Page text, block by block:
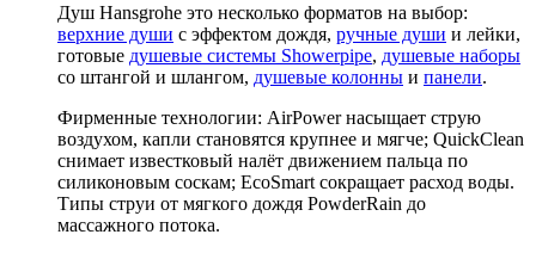
Душ Hansgrohe это несколько форматов на выбор:
верхние души с эффектом дождя, ручные души и лейки,
готовые душевые системы Showerpipe, душевые наборы
со штангой и шлангом, душевые колонны и панели.
Фирменные технологии: AirPower насыщает струю
воздухом, капли становятся крупнее и мягче; QuickClean
снимает известковый налёт движением пальца по
силиконовым соскам; EcoSmart сокращает расход воды.
Типы струи от мягкого дождя PowderRain до
массажного потока.